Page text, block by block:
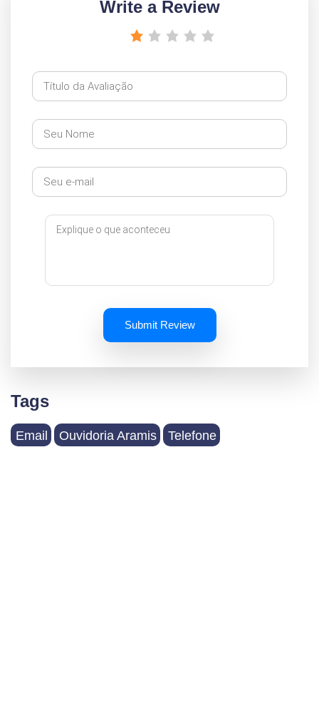
Write a Review
Submit Review
Tags
Email Ouvidoria Aramis Telefone